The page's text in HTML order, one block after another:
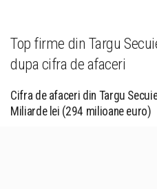
Top firme din Targu
dupa cifra de afaceri
Cifra de afaceri din Targu
Miliarde lei (294 milioane euro)